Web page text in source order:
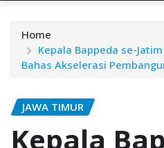
Home
Kepala Bappeda se-
Bahas Akselerasi
JAWA TIMUR
Kepala